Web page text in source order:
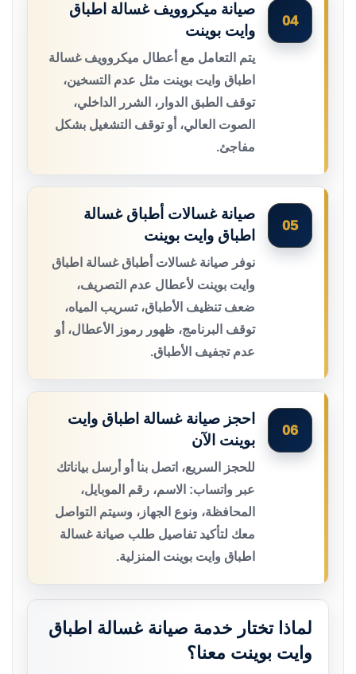
04
صيانة ميكروويف غسالة اطباق
وايت بوينت
يتم التعامل مع أعطال ميكروويف غسالة
اطباق وايت بوينت مثل عدم التسخين،
توقف الطبق الدوار، الشرر الداخلي،
الصوت العالي، أو توقف التشغيل بشكل
مفاجئ.
05
صيانة غسالات أطباق غسالة
اطباق وايت بوينت
نوفر صيانة غسالات أطباق غسالة اطباق
وايت بوينت لأعطال عدم التصريف،
ضعف تنظيف الأطباق، تسريب المياه،
توقف البرنامج، ظهور رموز الأعطال، أو
عدم تجفيف الأطباق.
06
احجز صيانة غسالة اطباق وايت
بوينت الآن
للحجز السريع، اتصل بنا أو أرسل بياناتك
عبر واتساب: الاسم، رقم الموبايل،
المحافظة، ونوع الجهاز، وسيتم التواصل
معك لتأكيد تفاصيل طلب صيانة غسالة
اطباق وايت بوينت المنزلية.
لماذا تختار خدمة صيانة غسالة اطباق
وايت بوينت معنا؟